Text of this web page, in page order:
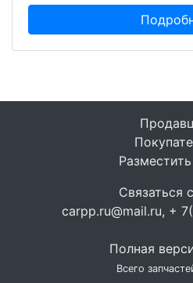
Связаться
carpp.ru@mail.ru, +
Полная
Всего